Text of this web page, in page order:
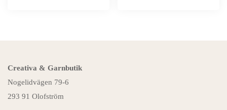
Creativa & Garnbutik
Nogelidvägen 79-6
293 91 Olofström